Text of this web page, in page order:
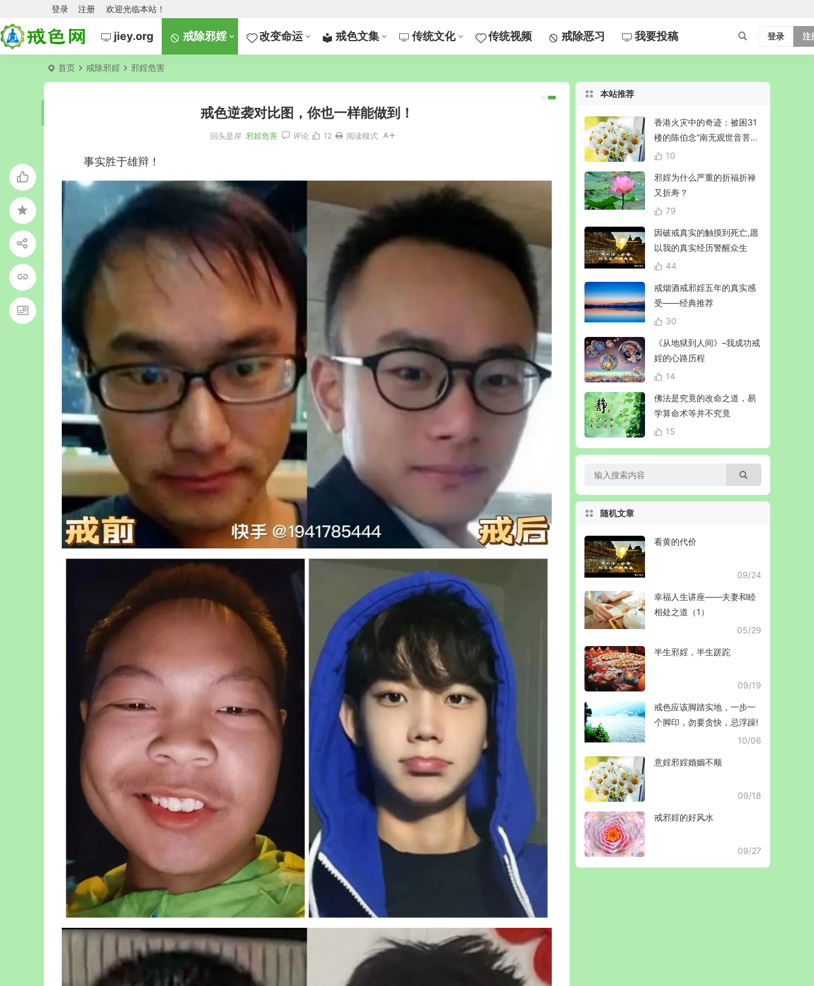
欢迎光临本站！
登录 注册
jiey.org 戒除邪婬 改变命运 戒色文集 传统文化 传统视频 戒除恶习 我要投稿 登录 注
首页 戒除邪婬 邪婬危害
戒色逆袭对比图，你也一样能做到！
回头是岸 邪婬危害 评论 12 阅读模式
事实胜于雄辩！
本站推荐
香港火灾中的奇迹：被困31
楼的陈伯念“南无观世音菩
萨”20小时奇迹生还！
10
邪婬为什么严重的折福折禄
又折寿？
79
因破戒真实的触摸到死亡,愿
以我的真实经历警醒众生
44
戒烟酒戒邪婬五年的真实感
受——经典推荐
30
《从地狱到人间》–我成功戒
婬的心路历程
14
佛法是究竟的改命之道，易
学算命术等并不究竟
15
随机文章
看黄的代价
09/24
幸福人生讲座——夫妻和睦
相处之道（1）
05/29
半生邪婬，半生蹉跎
09/19
戒色应该脚踏实地，一步一
个脚印，勿要贪快，忌浮躁!
10/06
意婬邪婬婚姻不顺
09/18
戒邪婬的好风水
09/27